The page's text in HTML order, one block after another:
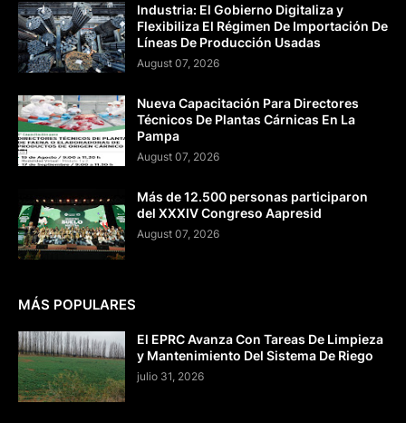
Industria: El Gobierno Digitaliza y
Flexibiliza El Régimen De Importación De
Líneas De Producción Usadas
August 07, 2026
Nueva Capacitación Para Directores
Técnicos De Plantas Cárnicas En La
Pampa
August 07, 2026
Más de 12.500 personas participaron
del XXXIV Congreso Aapresid
August 07, 2026
MÁS POPULARES
El EPRC Avanza Con Tareas De Limpieza
y Mantenimiento Del Sistema De Riego
julio 31, 2026